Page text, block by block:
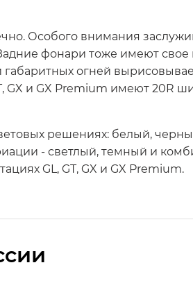
Особого внимания
фонари тоже имеют
огней
GX и GX Premium имеют 20R
решениях: белый,
- светлый, темный и
GL, GT, GX и GX Premium.